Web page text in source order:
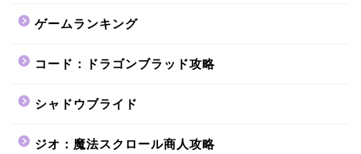
ゲームランキング
コード：ドラゴンブラッド攻略
シャドウブライド
ジオ：魔法スクロール商人攻略